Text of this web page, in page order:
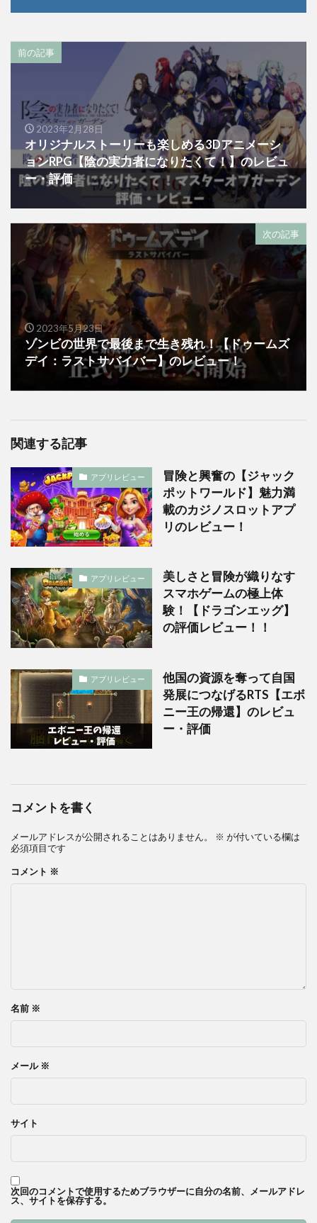
前の記事
2023年2月28日
オリジナルストーリーも楽しめる3Dアニメーシ
ョンRPG【陰の実力者になりたくて！】のレビュ
ー・評価
次の記事
2023年5月23日
ゾンビの世界で最後まで生き残れ！【ドゥームズ
デイ：ラストサバイバー】のレビュー！
関連する記事
アプリレビュー
冒険と興奮の【ジャック
ポットワールド】魅力満
載のカジノスロットアプ
リのレビュー！
アプリレビュー
美しさと冒険が織りなす
スマホゲームの極上体
験！【ドラゴンエッグ】
の評価レビュー！！
アプリレビュー
他国の資源を奪って自国
発展につなげるRTS【エボ
ニー王の帰還】のレビュ
ー・評価
コメントを書く
メールアドレスが公開されることはありません。 ※ が付いている欄は
必須項目です
コメント ※
名前 ※
メール ※
サイト
次回のコメントで使用するためブラウザーに自分の名前、メールアドレ
ス、サイトを保存する。